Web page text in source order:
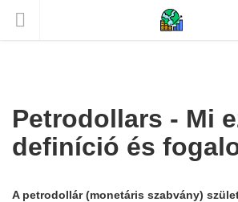
Petrodollars - Mi
definíció és
A petrodollár (monetáris szabvány)